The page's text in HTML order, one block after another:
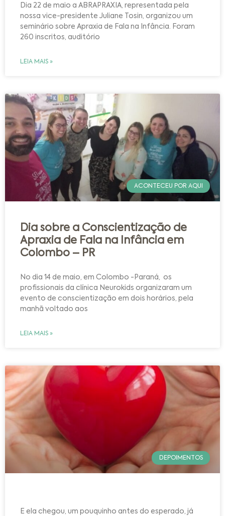
Dia 22 de maio a ABRAPRAXIA, representada pela
nossa vice-presidente Juliane Tosin, organizou um
seminário sobre Apraxia de Fala na Infância. Foram
260 inscritos, auditório
LEIA MAIS »
ACONTECEU POR AQUI
Dia sobre a Conscientização de
Apraxia de Fala na Infância em
Colombo – PR
No dia 14 de maio, em Colombo -Paraná, os
profissionais da clínica Neurokids organizaram um
evento de conscientização em dois horários, pela
manhã voltado aos
LEIA MAIS »
DEPOIMENTOS
E ela chegou, um pouquinho antes do esperado, já